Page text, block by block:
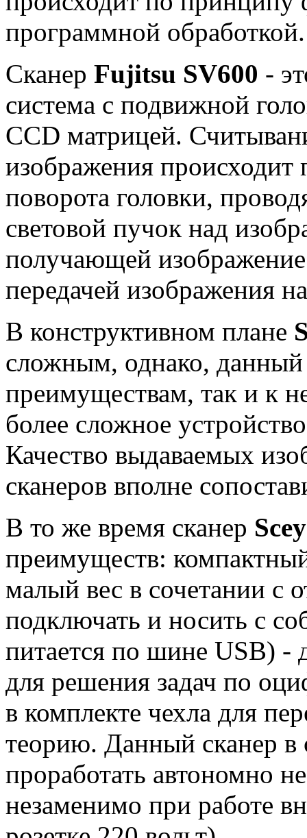
программной обработкой.
Сканер Fujitsu SV600 -
система с подвижной
CCD матрицей.
изображения происходит
поворота головки,
световой пучок над
получающей
передачей изображения
В конструктивном плане
сложным, однако,
преимуществам, так и к
более сложное
Качество выдаваемых
сканеров вполне
В то же время сканер
преимуществ:
малый вес в сочетании с
подключать и носить с
питается по шине USB) -
для решения задач по
в комплекте чехла для
теорию. Данный сканер в
проработать автономно
незаменимо при работе